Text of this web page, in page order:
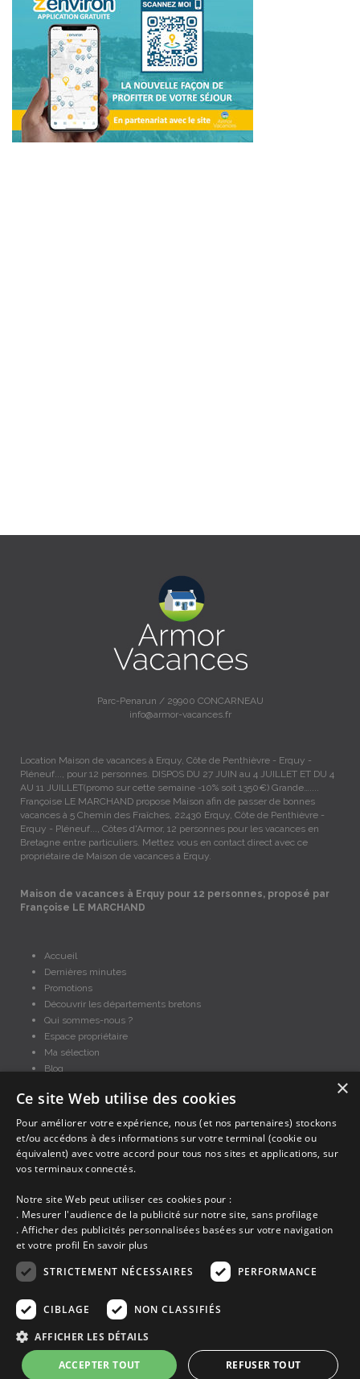
Parc-Penarun / 29900 CONCARNEAU
info@armor-vacances.fr
Location Maison de vacances à Erquy, Côte de Penthièvre - Erquy -
Pléneuf..., pour 12 personnes. DISPOS DU 27 JUIN au 4 JUILLET ET DU 4
AU 11 JUILLET(promo sur cette semaine -10% soit 1350€) Grande…....
Françoise LE MARCHAND propose Maison afin de passer de bonnes
vacances à 5 Chemin des Fraîches, 22430 Erquy, Côte de Penthièvre -
Erquy - Pléneuf..., Côtes d'Armor, 12 personnes pour les vacances en
Bretagne entre particuliers. Mettez vous en contact direct avec ce
propriétaire de Maison de vacances à Erquy.
Maison de vacances à Erquy pour 12 personnes, proposé par
Françoise LE MARCHAND
Accueil
Dernières minutes
Promotions
Découvrir les départements bretons
Qui sommes-nous ?
Espace propriétaire
Ma sélection
Blog
Mentions légales
Politique cookies
En partenariat avec Clévacances des Côtes d'Armor et du Finistère,
Clévacances est un label national de référence, réglementé par une charte
et grille de critères nationales pour certifier la qualité des hébergements
ans et une validation par une commission habilitée. Label de 1 à 5 clés.
Les descriptions et photos contenues dans le site Armor-vacances sont sous
la responsabilité des propriétaires, ces informations sont indicatives et non
contractuelles. Les données sont protégées par copyright Armor-vacances.
Armor-vacances n'est pas un organisme et ne touche aucune commission
×
Ce site Web utilise des cookies
Pour améliorer votre expérience, nous (et nos partenaires) stockons
et/ou accédons à des informations sur votre terminal (cookie ou
équivalent) avec votre accord pour tous nos sites et applications, sur
vos terminaux connectés.
Notre site Web peut utiliser ces cookies pour :
. Mesurer l'audience de la publicité sur notre site, sans profilage
. Afficher des publicités personnalisées basées sur votre navigation
et votre profil En savoir plus
STRICTEMENT NÉCESSAIRES
PERFORMANCE
CIBLAGE NON CLASSIFIÉS
AFFICHER LES DÉTAILS
ACCEPTER TOUT REFUSER TOUT